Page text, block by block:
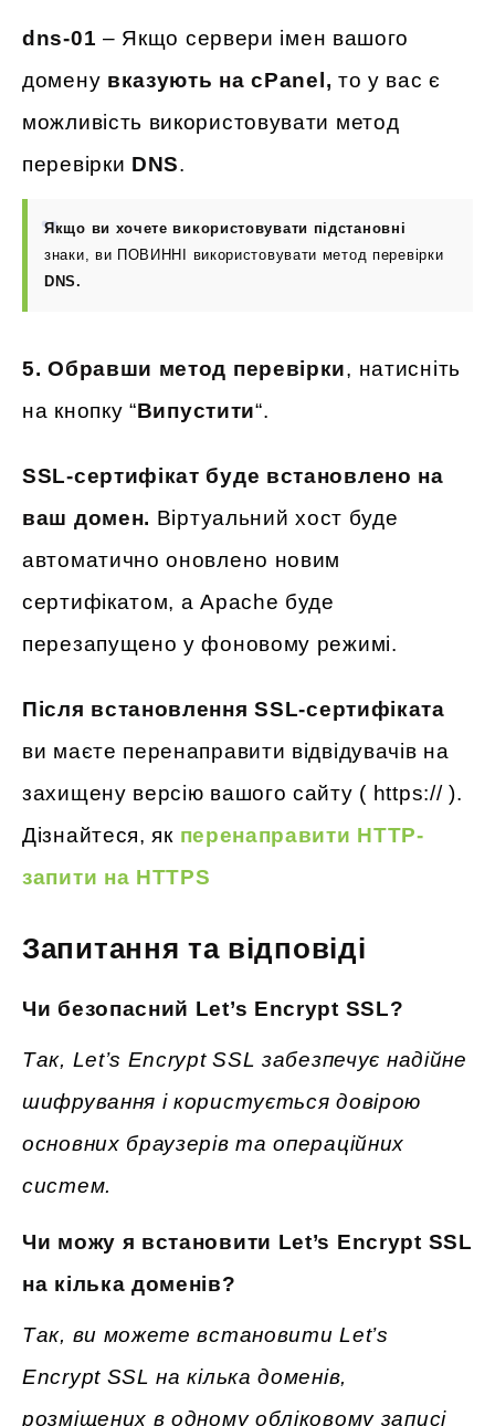
dns-01 – Якщо сервери імен вашого
домену вказують на cPanel, то у вас є
можливість використовувати метод
перевірки DNS.
Якщо ви хочете використовувати підстановні
знаки, ви ПОВИННІ використовувати метод перевірки
DNS.
5. Обравши метод перевірки, натисніть
на кнопку “Випустити“.
SSL-сертифікат буде встановлено на
ваш домен. Віртуальний хост буде
автоматично оновлено новим
сертифікатом, а Apache буде
перезапущено у фоновому режимі.
Після встановлення SSL-сертифіката
ви маєте перенаправити відвідувачів на
захищену версію вашого сайту ( https:// ).
Дізнайтеся, як перенаправити HTTP-
запити на HTTPS
Запитання та відповіді
Чи безопасний Let’s Encrypt SSL?
Так, Let’s Encrypt SSL забезпечує надійне
шифрування і користується довірою
основних браузерів та операційних
систем.
Чи можу я встановити Let’s Encrypt SSL
на кілька доменів?
Так, ви можете встановити Let’s
Encrypt SSL на кілька доменів,
розміщених в одному обліковому записі